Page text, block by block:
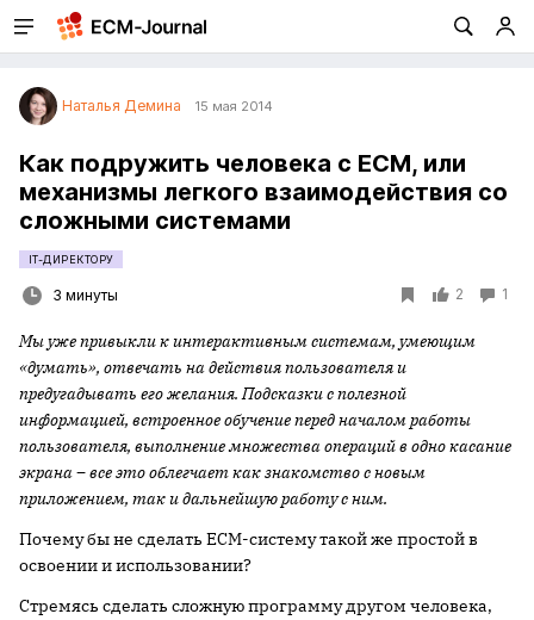
Наталья Демина 15 мая 2014
Как подружить человека с ECM, или
механизмы легкого взаимодействия со
сложными системами
IT-ДИРЕКТОРУ
3 минуты 2 1
Мы уже привыкли к интерактивным системам, умеющим
«думать», отвечать на действия пользователя и
предугадывать его желания. Подсказки с полезной
информацией, встроенное обучение перед началом работы
пользователя, выполнение множества операций в одно касание
экрана – все это облегчает как знакомство с новым
приложением, так и дальнейшую работу с ним.
Почему бы не сделать ECM-систему такой же простой в
освоении и использовании?
Стремясь сделать сложную программу другом человека,